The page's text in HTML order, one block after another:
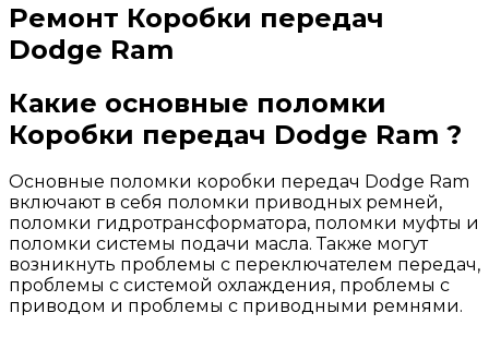
Ремонт Коробки передач
Dodge Ram
Какие основные поломки
Коробки передач Dodge Ram ?
Основные поломки коробки передач Dodge Ram
включают в себя поломки приводных ремней,
поломки гидротрансформатора, поломки муфты и
поломки системы подачи масла. Также могут
возникнуть проблемы с переключателем передач,
проблемы с системой охлаждения, проблемы с
приводом и проблемы с приводными ремнями.